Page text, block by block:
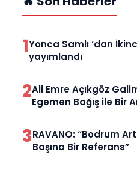
1Yonca Samlı ‘dan
yayımlandı
2Ali Emre Açıkgöz
Egemen Bağış ile Bir
3RAVANO: “Bodrum
Başına Bir Referans”